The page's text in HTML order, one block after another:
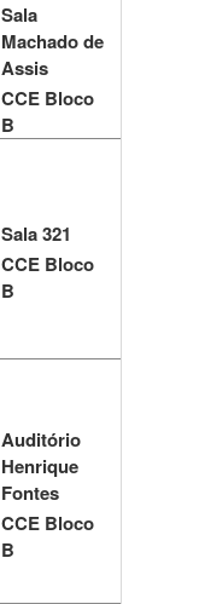
Sala
Machado de
Assis
CCE Bloco
B
Sala 321
CCE Bloco
B
Auditório
Henrique
Fontes
CCE Bloco
B